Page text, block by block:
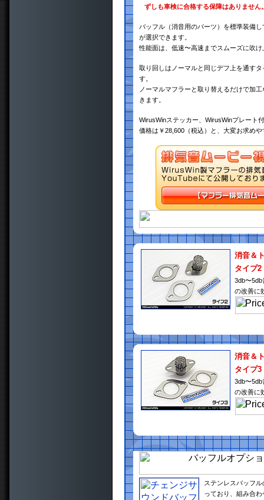
ずしも車検に合格する保障はありませ
バッフル（消音用のパーツ）を標準装備
が選択できます。
性能面は、低速〜高速までスムーズに吹
取り回しはノーマルと同じデフ上を通す
す。
ノーマルマフラーと取り替えるだけで加
きます。
WirusWinステッカー、WirusWinプレート
価格は￥28,600（税込）と、大変お求め
消音＆
タイプ2
3db〜
の改善に
消音＆
タイプ3
3db〜
の改善に
ステンレスバッフ
っており、組み合